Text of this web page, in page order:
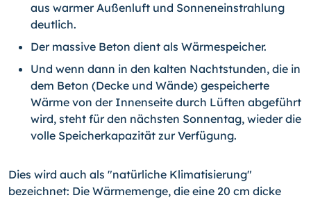
aus warmer Außenluft und Sonneneinstrahlung
deutlich.
Der massive Beton dient als Wärmespeicher.
Und wenn dann in den kalten Nachtstunden, die in
dem Beton (Decke und Wände) gespeicherte
Wärme von der Innenseite durch Lüften abgeführt
wird, steht für den nächsten Sonnentag, wieder die
volle Speicherkapazität zur Verfügung.
Dies wird auch als "natürliche Klimatisierung"
bezeichnet: Die Wärmemenge, die eine 20 cm dicke